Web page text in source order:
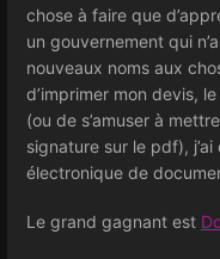
chose à faire que
un gouvernement qui
nouveaux noms aux
d’imprimer mon devis,
(ou de s’amuser à
signature sur le pdf),
électronique de
Le grand gagnant est